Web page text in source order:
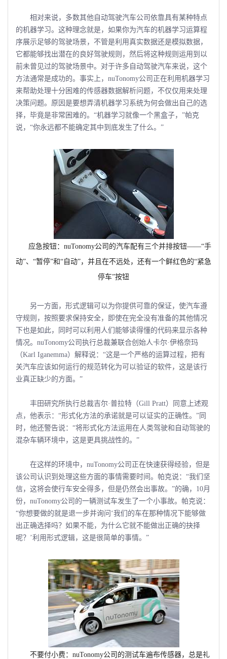
相对来说，多数其他自动驾驶汽车公司依靠具有某种特点
的机器学习。这种理念就是，如果你为汽车的机器学习运算程
序展示足够的驾驶场景，不管是利用真实数据还是模拟数据，
它都能够找出潜在的良好驾驶规则，然后将这种规则运用到以
前未曾见过的驾驶场景中。对于许多自动驾驶汽车来说，这个
方法通常是成功的。事实上，nuTonomy公司正在利用机器学习
来帮助处理十分困难的传感器数据解析问题，不仅仅用来处理
决策问题。原因是要想弄清机器学习系统为何会做出自己的选
择，毕竟是非常困难的。“机器学习就像一个黑盒子，”帕克
说，“你永远都不能确定其中到底发生了什么。”
应急按钮： nuTonomy公司的汽车配有三个并排按钮――“手
动”、“暂停”和“自动”，并且在不远处，还有一个鲜红色的“紧急
停车”按钮
另一方面，形式逻辑可以为你提供可靠的保证，使汽车遵
守规则，按照要求保持安全，即使在完全没有准备的其他情况
下也是如此，同时可以利用人们能够读得懂的代码来显示各种
情况。nuTonomy公司执行总裁兼联合创始人卡尔·伊格奈玛
（Karl Iganemma）解释说：“这是一个严格的运算过程，把有
关汽车应该如何运行的规范转化为可以验证的软件，这是该行
业真正缺少的方面。”
丰田研究所执行总裁吉尔·普拉特（Gill Pratt）同意上述观
点，他表示：“形式化方法的承诺就是可以证实的正确性。”同
时，他还警告说：“将形式化方法运用在人类驾驶和自动驾驶的
混杂车辆环境中，这是更具挑战性的。”
在这样的环境中，nuTonomy公司正在快速获得经验，但是
该公司认识到处理这些方面的事情需要时间。帕克说：“我们坚
信，这将会使行车安全得多，但是仍然会出事故。”的确，10月
份，nuTonomy公司的一辆测试车发生了一个小事故。帕克说：
“你想要做的就是退一步并询问‘我们的车在那种情况下能够做
出正确选择吗？如果不能，为什么它就不能做出正确的抉择
呢？’利用形式逻辑，这是很简单的事情。”
不要付小费： nuTonomy公司的测试车遍布传感器，总是礼